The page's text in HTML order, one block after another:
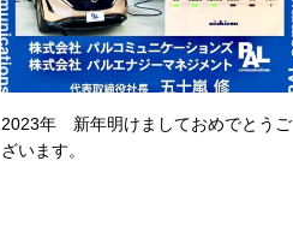
2023年 新年明けましておめでとうご
ざいます。